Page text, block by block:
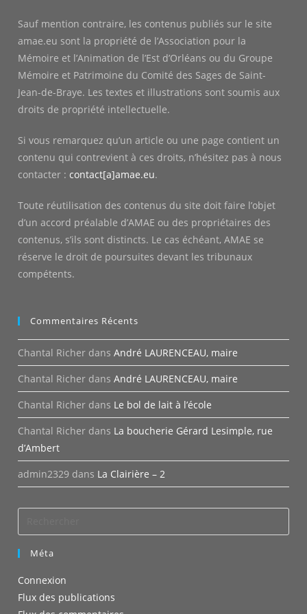
Sauf mention contraire, les contenus publiés sur le site
amae.eu sont la propriété de l’Association pour la
Mémoire et l’Animation de l’Est d’Orléans ou du Groupe
Mémoire et Patrimoine du Comité des Sages de Saint-
Jean-de-Braye. Les textes et illustrations sont soumis aux
droits de propriété intellectuelle.
Si vous remarquez qu’un article ou une page contient un
contenu qui contrevient à ces droits, n’hésitez pas à nous
contacter :contact[a]amae.eu.
Toute réutilisation des contenus du site doit faire l’objet
d’un accord préalable d’AMAE ou des propriétaires des
contenus, s’ils sont distincts. Le cas échéant, AMAE se
réserve le droit de poursuites devant les tribunaux
compétents.
Commentaires Récents
Chantal Richer dansAndré LAURENCEAU, maire
Chantal Richer dansAndré LAURENCEAU, maire
Chantal Richer dans Le bol de lait à l’école
Chantal Richer dans La boucherie Gérard Lesimple, rue
d’Ambert
admin2329 dans La Clairière – 2
Méta
Connexion
Flux des publications